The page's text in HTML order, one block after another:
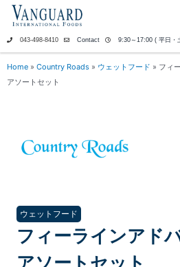
ス
キ
ッ
043-498-8410 Contact 9:30～17:00 ( 平日・
Home » Country Roads » ウェットフード » フィ
アソートセット
ウェットフード
フィーラインアド